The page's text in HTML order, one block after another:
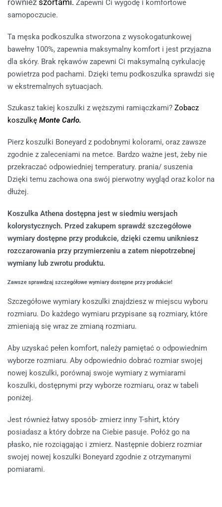
Zapewni Ci wygodę i komfortowe
samopoczucie.
Ta męska podkoszulka stworzona z wysokogatunkowej
bawełny 100%, zapewnia maksymalny komfort i jest przyjazna
dla skóry. Brak rękawów zapewni Ci maksymalną cyrkulację
powietrza pod pachami. Dzięki temu podkoszulka sprawdzi się
w ekstremalnych sytuacjach.
Szukasz takiej koszulki z węższymi ramiączkami? Zobacz
koszulkę Monte Carlo.
Pierz koszulki Boneyard z podobnymi kolorami, oraz zawsze
zgodnie z zaleceniami na metce. Bardzo ważne jest, żeby nie
przekraczać odpowiedniej temperatury. prania/ suszenia
Dzięki temu zachowa ona swój pierwotny wygląd oraz kolor na
dłużej.
Koszulka Athena dostępna jest w siedmiu wersjach
kolorystycznych. Przed zakupem sprawdź szczegółowe
wymiary dostępne przy produkcie, dzięki czemu unikniesz
rozczarowania przy przymierzeniu a zatem niepotrzebnej
wymiany lub zwrotu produktu.
Zawsze sprawdzaj szczegółowe wymiary dostępne przy produkcie!
Szczegółowe wymiary koszulki znajdziesz w miejscu wyboru
rozmiaru. Do każdego wymiaru przypisane są rozmiary, które
zmieniają się wraz ze zmianą rozmiaru.
Aby uzyskać pełen komfort, należy pamiętać o odpowiednim
wyborze rozmiaru. Aby odpowiednio dobrać rozmiar swojej
nowej koszulki, porównaj swoje wymiary z wymiarami
koszulki, dostępnymi przy wyborze rozmiaru, oraz w tabeli
poniżej.
Jest również łatwy sposób- zmierz inny T-shirt, który
posiadasz a który dobrze na Ciebie pasuje. Połóż go na
płasko, nie rozciągając i zmierz. Następnie dobierz rozmiar
swojej nowej koszulki Boneyard zgodnie z otrzymanymi
pomiarami.